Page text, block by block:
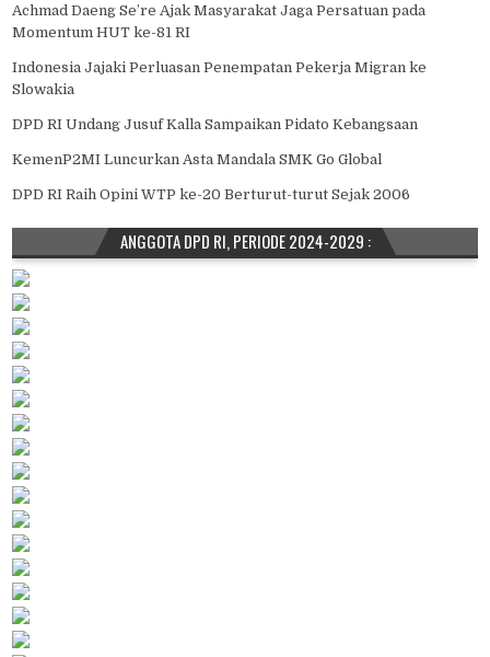
Achmad Daeng Se’re Ajak Masyarakat Jaga Persatuan pada
Momentum HUT ke-81 RI
Indonesia Jajaki Perluasan Penempatan Pekerja Migran ke
Slowakia
DPD RI Undang Jusuf Kalla Sampaikan Pidato Kebangsaan
KemenP2MI Luncurkan Asta Mandala SMK Go Global
DPD RI Raih Opini WTP ke-20 Berturut-turut Sejak 2006
ANGGOTA DPD RI, PERIODE 2024-2029 :